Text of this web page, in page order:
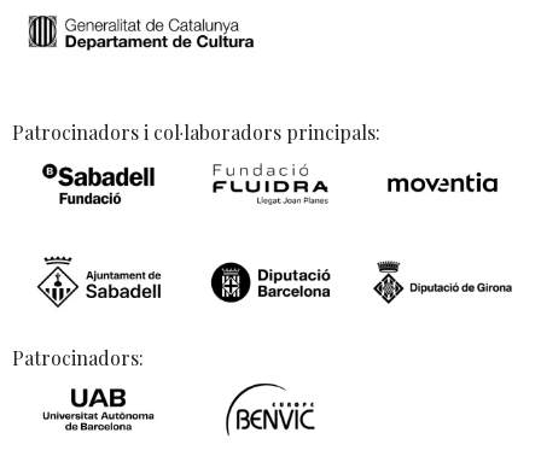
Patrocinadors i col·laboradors principals:
Patrocinadors: